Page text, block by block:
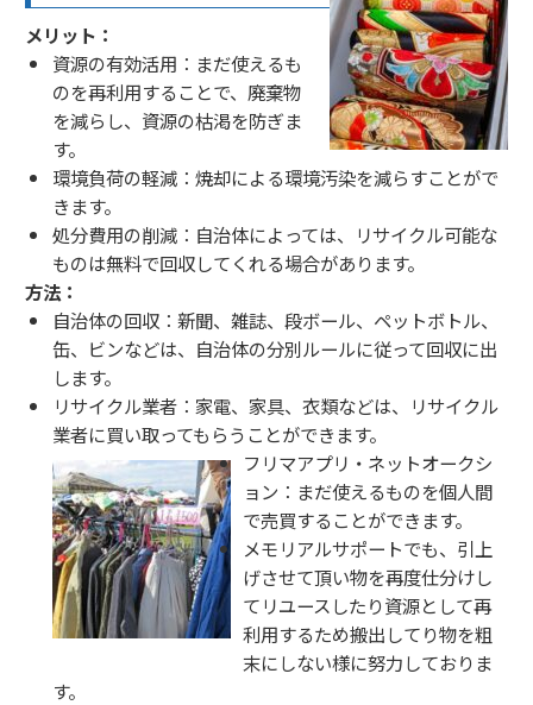
メリット：
資源の有効活用：まだ使えるも
のを再利用することで、廃棄物
を減らし、資源の枯渇を防ぎま
す。
環境負荷の軽減：焼却による環境汚染を減らすことがで
きます。
処分費用の削減：自治体によっては、リサイクル可能な
ものは無料で回収してくれる場合があります。
方法：
自治体の回収：新聞、雑誌、段ボール、ペットボトル、
缶、ビンなどは、自治体の分別ルールに従って回収に出
します。
リサイクル業者：家電、家具、衣類などは、リサイクル
業者に買い取ってもらうことができます。
フリマアプリ・ネットオークシ
ョン：まだ使えるものを個人間
で売買することができます。
メモリアルサポートでも、引上
げさせて頂い物を再度仕分けし
てリユースしたり資源として再
利用するため搬出してり物を粗
末にしない様に努力しておりま
す。